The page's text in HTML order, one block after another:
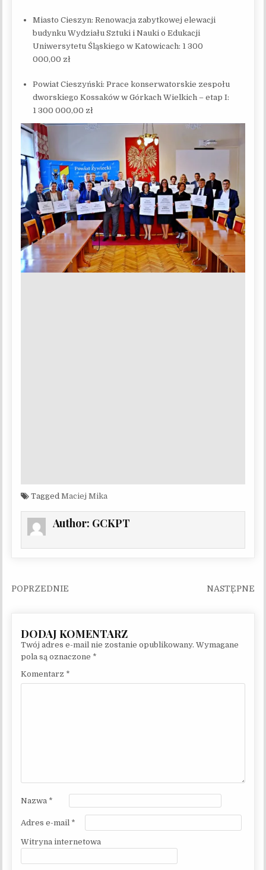
Miasto Cieszyn: Renowacja zabytkowej elewacji
budynku Wydziału Sztuki i Nauki o Edukacji
Uniwersytetu Śląskiego w Katowicach: 1 300
000,00 zł
Powiat Cieszyński: Prace konserwatorskie zespołu
dworskiego Kossaków w Górkach Wielkich – etap I:
1 300 000,00 zł
TaggedMaciej Mika
Author: GCKPT
Nawigacja wpisu
Twój adres e-mail nie zostanie opublikowany. Wymagane
pola są oznaczone *
Komentarz *
Nazwa *
Adres e-mail *
Witryna internetowa